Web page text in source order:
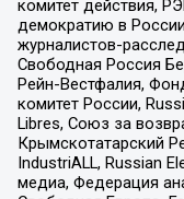
комитет действия,
демократию в
журналистов-
Свободная Россия
Рейн-Вестфалия,
комитет России,
Libres, Союз за
Крымскотатарский
IndustriALL, Russian
медиа, Федерация